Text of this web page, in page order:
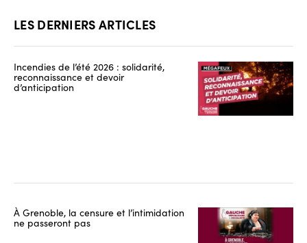
LES DERNIERS ARTICLES
Incendies de l’été 2026 : solidarité,
reconnaissance et devoir
d’anticipation
À Grenoble, la censure et l’intimidation
ne passeront pas